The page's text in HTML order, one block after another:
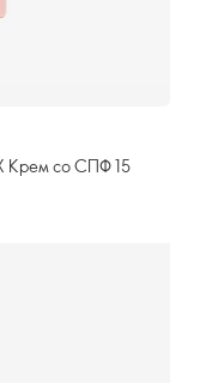
Крем со СПФ 15